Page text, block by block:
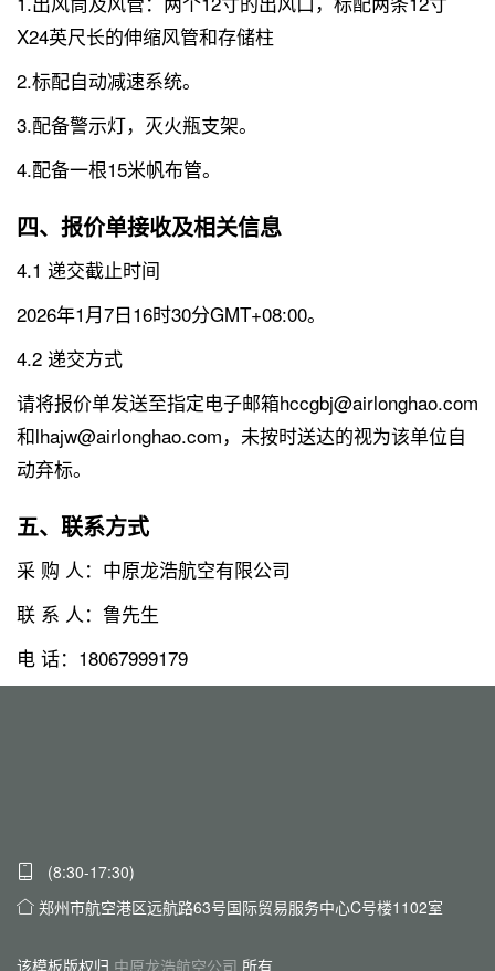
X24英尺长的伸缩风管和存储柱
2.标配自动减速系统。
3.配备警示灯，灭火瓶支架。
4.配备一根15米帆布管。
四、报价单接收及相关信息
4.1 递交截止时间
2026年1月7日16时30分GMT+08:00。
4.2 递交方式
请将报价单发送至指定电子邮箱hccgbj@airlonghao.com
和lhajw@airlonghao.com，未按时送达的视为该单位自
动弃标。
五、联系方式
采 购 人：中原龙浩航空有限公司
联 系 人：鲁先生
电 话：18067999179
(8:30-17:30)
郑州市航空港区远航路63号国际贸易服务中心C号楼1102室
该模板版权归 中原龙浩航空公司 所有